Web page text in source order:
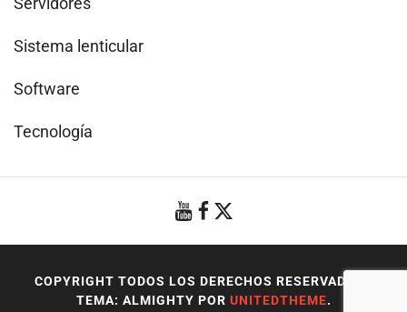
Sistema lenticular
Software
Tecnología
COPYRIGHT TODOS LOS DERECHOS RESERVADOS
TEMA: ALMIGHTY POR UNITEDTHEME.